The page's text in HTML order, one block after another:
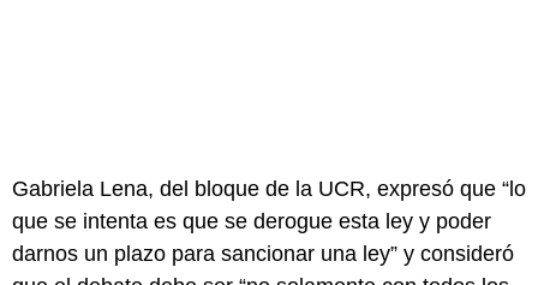
Gabriela Lena, del bloque de la UCR, expresó que “lo
que se intenta es que se derogue esta ley y poder
darnos un plazo para sancionar una ley” y consideró